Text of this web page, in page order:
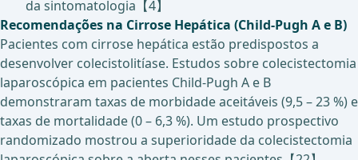
da sintomatologia【4】
Recomendações na Cirrose Hepática (Child-Pugh A e B)
Pacientes com cirrose hepática estão predispostos a
desenvolver colecistolitíase. Estudos sobre colecistectomia
laparoscópica em pacientes Child-Pugh A e B
demonstraram taxas de morbidade aceitáveis (9,5 – 23 %) e
taxas de mortalidade (0 – 6,3 %). Um estudo prospectivo
randomizado mostrou a superioridade da colecistectomia